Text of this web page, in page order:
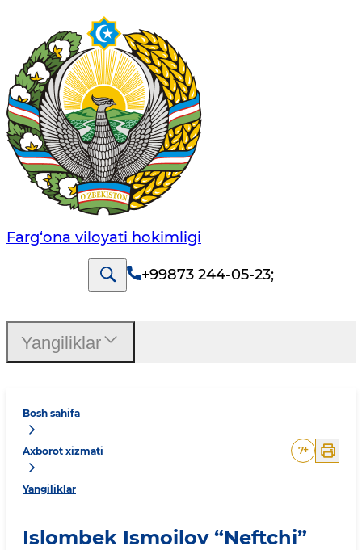
Farg‘оnа vilоyati hоkimligi
+99873 244-05-23;
Bosh sahifa
Axborot xizmati
Yangiliklar
7+
Islombek Ismoilov “Neftchi”
Yangiliklar